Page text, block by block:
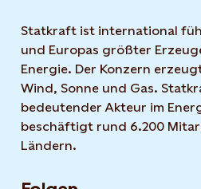
Statkraft ist international
und Europas größter
Energie. Der Konzern
Wind, Sonne und Gas.
bedeutender Akteur im
beschäftigt rund 6.200
Ländern.